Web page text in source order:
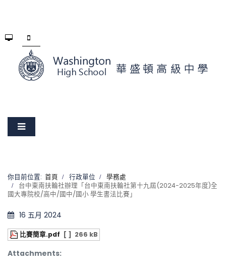
你目前位置: 首頁 行政單位
學務處
台中東南扶輪社辦理「台中東南扶輪社第十九屆(2024-2025年度)全
國大專院校/高中/國中/國小 學生書法比賽」
16 五月 2024
Attachments:
比賽簡章.pdf [ ] 266 kB